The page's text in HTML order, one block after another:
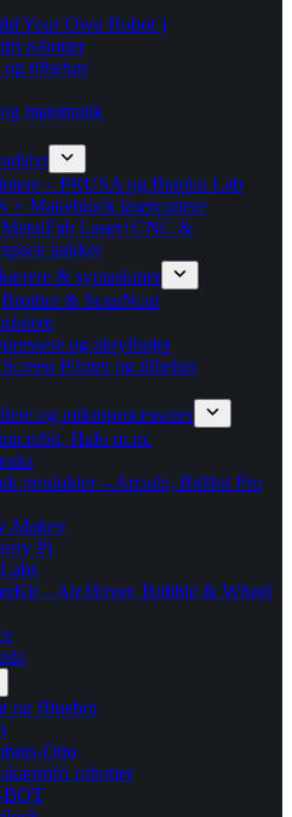
Your Own Robot )
robotter
og tilbehør
matematik
– PRUSA og Bambu Lab
+ Makeblock lasercuttere
Laser+CNC &
pakker
& symaskiner
Brother & ScanNcut
og akrylbøjer
Printer og tilbehør
og mikroprocessorer
Halo m.m.
produkter – Arcade, BitBot Pro
Makey
Pi
– Air,Hover, Bubble & Wheel
og Bluebot
Otto
robotter